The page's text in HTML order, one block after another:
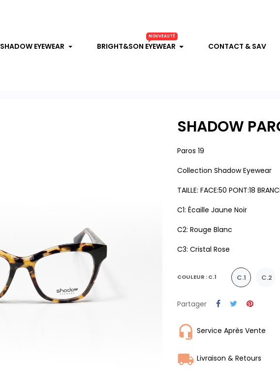
SHADOW EYEWEAR BRIGHT&SON EYEWEAR
NOUVEAUTÉ
CONTACT & SAV
SHADOW
Paros 19
Collection Shadow Eyewear
TAILLE: FACE:50 PONT:18
C1: Écaille Jaune Noir
C2: Rouge Blanc
C3: Cristal Rose
COULEUR : C.1 C.1 C.2
Partager
Service Après Vente
Livraison & Retours